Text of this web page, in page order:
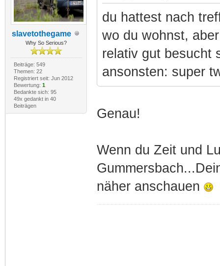
slavetothegame
Why So Serious?
Beiträge: 549
Themen: 22
Registriert seit: Jun 2012
Bewertung: 1
Bedankte sich: 95
49x gedankt in 40
Beiträgen
du hattest nach
wo du wohnst,
relativ gut besucht
ansonsten: super
Genau!
Wenn du Zeit und
näher anschauen